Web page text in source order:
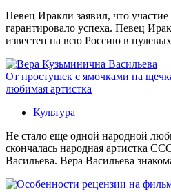
Певец Иракли заявил, что
гарантировало успеха. Певец
известен на всю Россию в
От простушек с ямочками на
любимая артистка
Культура
Не стало еще одной народной
скончалась народная артистка
Васильева. Вера Васильева